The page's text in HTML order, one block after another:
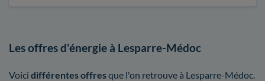
Les offres d'énergie à Lesparre-Médoc
Voici différentes offresque l'on retrouve à Lesparre-Médoc.